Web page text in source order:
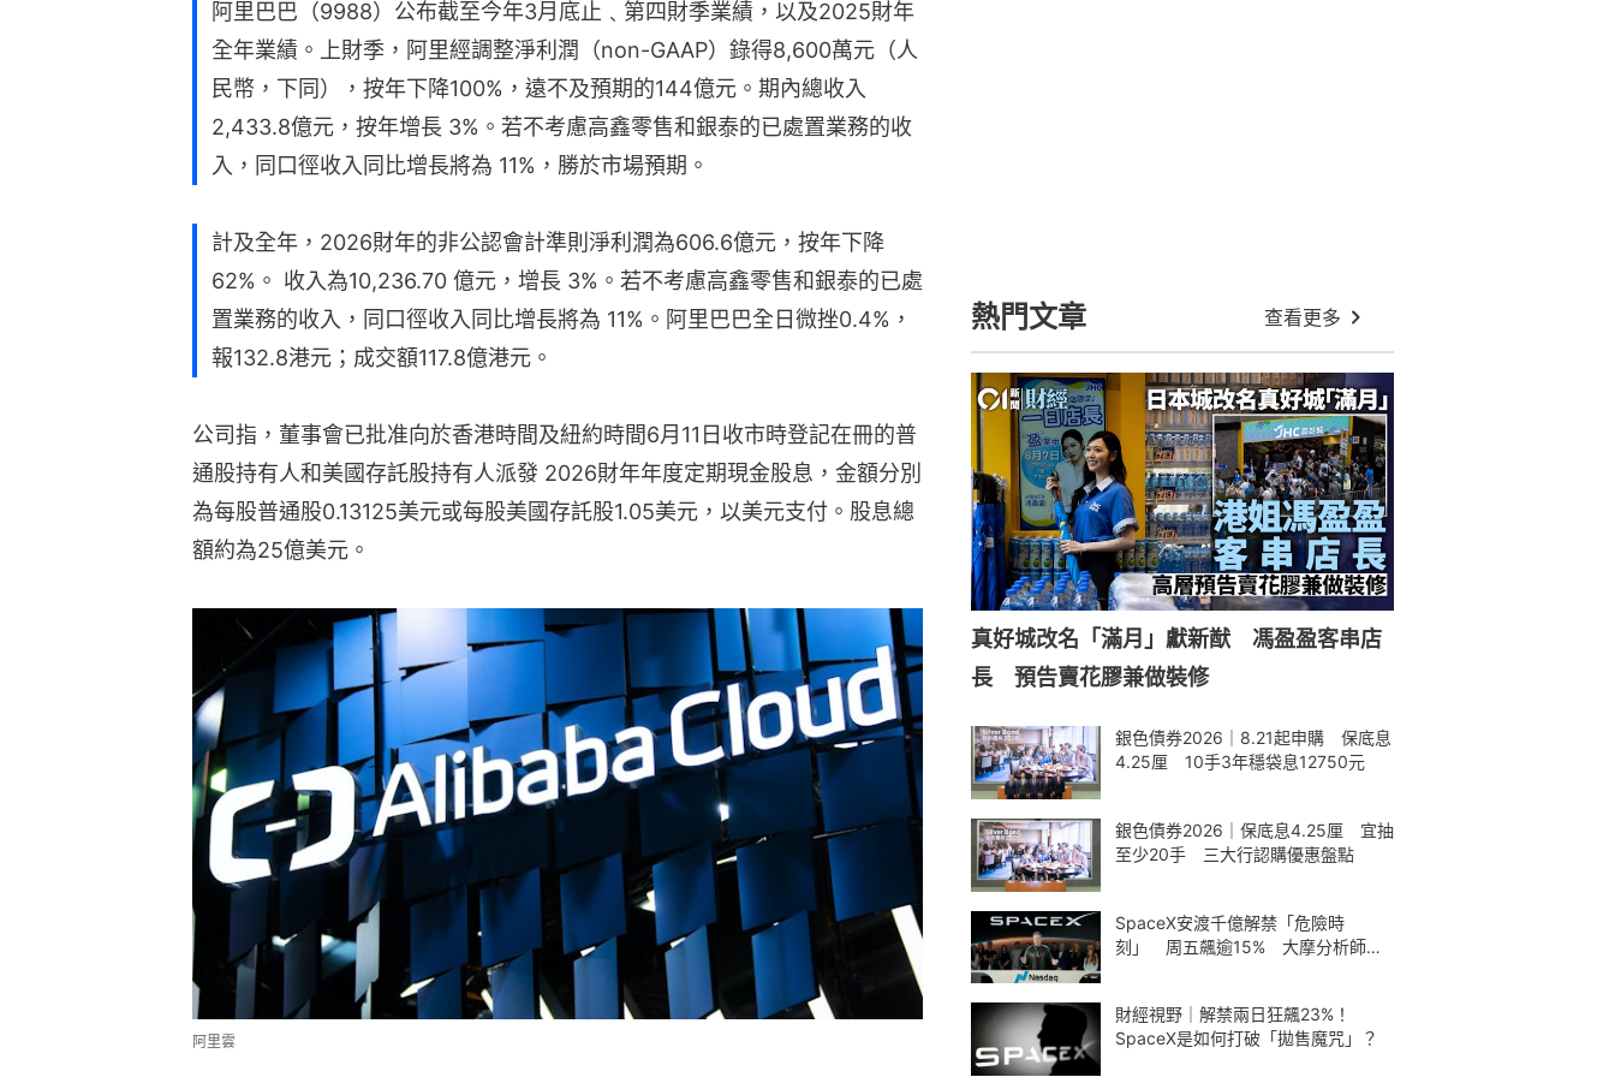
阿里巴巴（9988）公布截至今年3月底止﹑第四財季業績，以及2025財年
全年業績。上財季，阿里經調整淨利潤（non-GAAP）錄得8,600萬元（人
民幣，下同），按年下降100%，遠不及預期的144億元。期內總收入
2,433.8億元，按年增長 3%。若不考慮高鑫零售和銀泰的已處置業務的收
入，同口徑收入同比增長將為 11%，勝於市場預期。
計及全年，2026財年的非公認會計準則淨利潤為606.6億元，按年下降
62%。 收入為10,236.70 億元，增長 3%。若不考慮高鑫零售和銀泰的已處
置業務的收入，同口徑收入同比增長將為 11%。阿里巴巴全日微挫0.4%，
報132.8港元；成交額117.8億港元。
公司指，董事會已批准向於香港時間及紐約時間6月11日收市時登記在冊的普
通股持有人和美國存託股持有人派發 2026財年年度定期現金股息，金額分別
為每股普通股0.13125美元或每股美國存託股1.05美元，以美元支付。股息總
額約為25億美元。
阿里雲
熱門文章 查看更多
真好城改名「滿月」獻新猷 馮盈盈客串店
長 預告賣花膠兼做裝修
銀色債券2026｜8.21起申購 保底息
4.25厘 10手3年穩袋息12750元
銀色債券2026｜保底息4.25厘 宜抽
至少20手 三大行認購優惠盤點
SpaceX安渡千億解禁「危險時
刻」 周五飆逾15% 大摩分析師神
財經視野｜解禁兩日狂飆23%！
SpaceX是如何打破「拋售魔咒」？